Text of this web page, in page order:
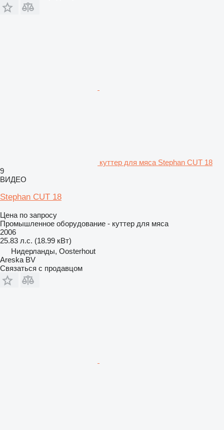
куттер для мяса Stephan CUT 18
9
ВИДЕО
Stephan CUT 18
Цена по запросу
Промышленное оборудование - куттер для мяса
2006
25.83 л.с. (18.99 кВт)
Нидерланды, Oosterhout
Areska BV
Связаться с продавцом